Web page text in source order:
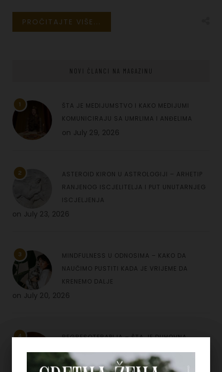
PROČITAJTE VIŠE...
NOVI ČLANCI NA MAGAZINU
1
ŠTA JE MEDIJUMSTVO I KAKO MEDIJUMI
KOMUNICIRAJU SA UMRLIMA I ANĐELIMA
on July 29, 2026
2
ASTEROID KIRON U ASTROLOGIJI – ARHETIP
RANJENOG ISCJELITELJA I PUT UNUTARNJEG
ISCJELJENJA
on July 23, 2026
3
MINDFULNESS U ODNOSIMA – KAKO DA
NAUČIMO PUSTITI KADA JE VRIJEME DA
KRENEMO DALJE
on July 20, 2026
4
REGRESOTERAPIJA – ŠTA JE DUHOVNA
ŽIVOTA MOGU POMOĆI